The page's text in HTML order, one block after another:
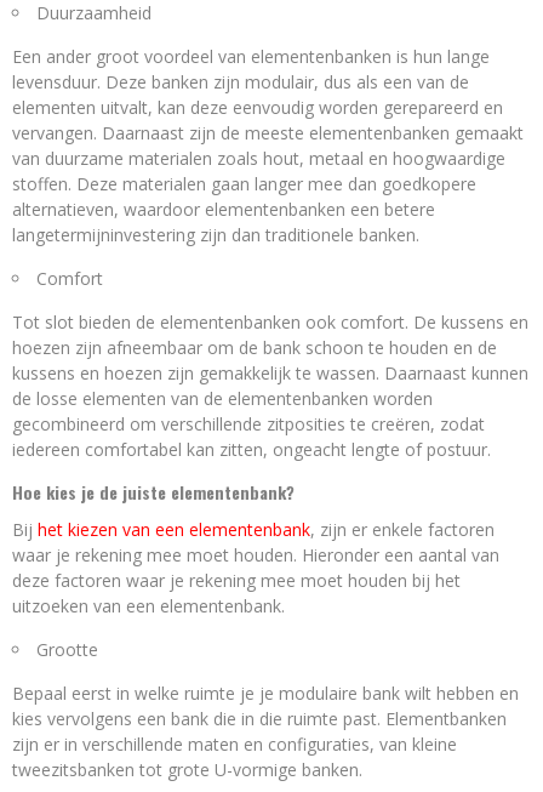
Duurzaamheid
Een ander groot voordeel van elementenbanken is hun lange
levensduur. Deze banken zijn modulair, dus als een van de
elementen uitvalt, kan deze eenvoudig worden gerepareerd en
vervangen. Daarnaast zijn de meeste elementenbanken gemaakt
van duurzame materialen zoals hout, metaal en hoogwaardige
stoffen. Deze materialen gaan langer mee dan goedkopere
alternatieven, waardoor elementenbanken een betere
langetermijninvestering zijn dan traditionele banken.
Comfort
Tot slot bieden de elementenbanken ook comfort. De kussens en
hoezen zijn afneembaar om de bank schoon te houden en de
kussens en hoezen zijn gemakkelijk te wassen. Daarnaast kunnen
de losse elementen van de elementenbanken worden
gecombineerd om verschillende zitposities te creëren, zodat
iedereen comfortabel kan zitten, ongeacht lengte of postuur.
Hoe kies je de juiste elementenbank?
Bij het kiezen van een elementenbank, zijn er enkele factoren
waar je rekening mee moet houden. Hieronder een aantal van
deze factoren waar je rekening mee moet houden bij het
uitzoeken van een elementenbank.
Grootte
Bepaal eerst in welke ruimte je je modulaire bank wilt hebben en
kies vervolgens een bank die in die ruimte past. Elementbanken
zijn er in verschillende maten en configuraties, van kleine
tweezitsbanken tot grote U-vormige banken.